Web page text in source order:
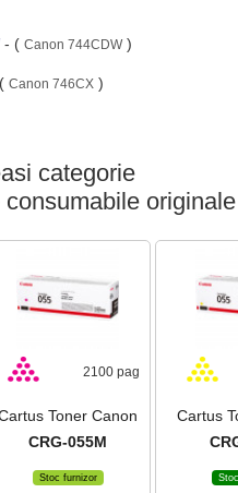
- ( Canon 744CDW)
Canon 746CX)
categorie
2100 pag
Toner Canon
CRG-055M
Stoc furnizor
Cartus